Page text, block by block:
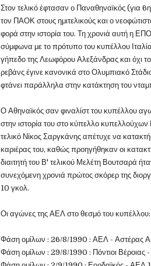
Στον τελικό έφτασαν ο Παναθηναϊκός (για
τον ΠΑΟΚ στους ημιτελικούς και ο
φορά στην ιστορία του. Τη χρονιά αυτή η
σύμφωνα με το πρότυπο του κυπέλλου
γήπεδο της Λεωφόρου Αλεξάνδρας και όχι
ρεβάνς έγινε κανονικά στο Ολυμπιακό
φτάνει παράλληλα στην κατάκτηση του
Ο Αθηναϊκός σαν φιναλίστ του κυπέλλου
στην ιστορία του στο κύπελλο
τελικό Νίκος Σαργκάνης απέτυχε να
καριέρας του, καθώς προηγήθηκαν οι
διαιτητή του Β' τελικού Μελέτη Βουτσαρά
συνεχόμενη χρονιά πρώτος σκόρερ της
10 γκολ.
Οι αγώνες της ΑΕΛ στο θεσμό του κυπέλλου:
Φάση ομίλων : 26/8/1990 : ΑΕΛ - Αστέρας
Φάση ομίλων : 29/8/1990 : Πόντιοι Βέροιας